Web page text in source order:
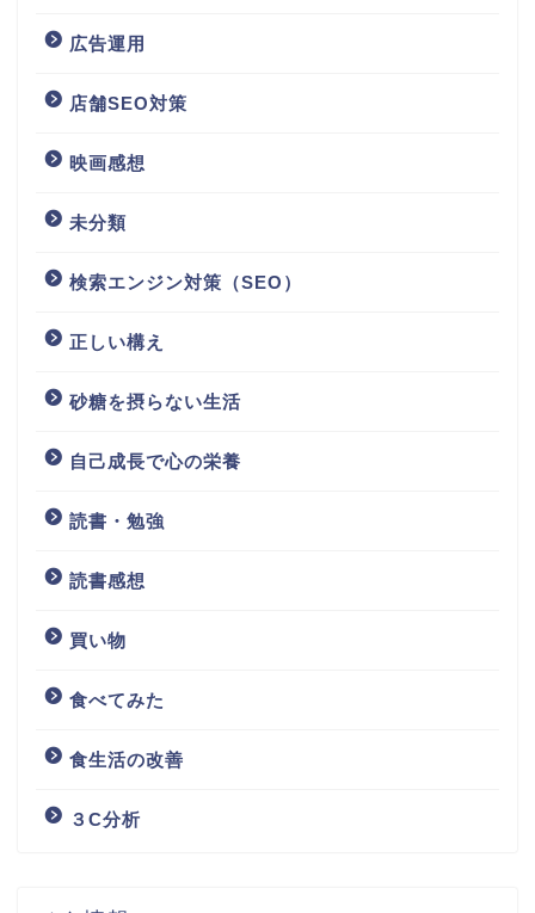
広告運用
店舗SEO対策
映画感想
未分類
検索エンジン対策（SEO）
正しい構え
砂糖を摂らない生活
自己成長で心の栄養
読書・勉強
読書感想
買い物
食べてみた
食生活の改善
３C分析